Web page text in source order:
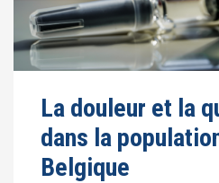
La douleur et la
dans la
Belgique